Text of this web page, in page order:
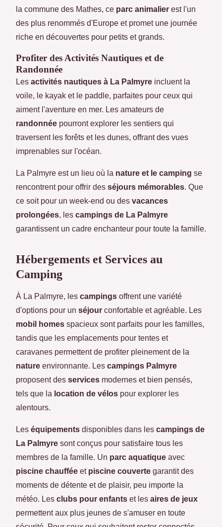
la commune des Mathes, ce parc animalier est l'un
des plus renommés d'Europe et promet une journée
riche en découvertes pour petits et grands.
Profiter des Activités Nautiques et de
Randonnée
Les activités nautiques à La Palmyre incluent la
voile, le kayak et le paddle, parfaites pour ceux qui
aiment l'aventure en mer. Les amateurs de
randonnée pourront explorer les sentiers qui
traversent les forêts et les dunes, offrant des vues
imprenables sur l'océan.
La Palmyre est un lieu où la nature et le camping se
rencontrent pour offrir des séjours mémorables. Que
ce soit pour un week-end ou des vacances
prolongées, les campings de La Palmyre
garantissent un cadre enchanteur pour toute la famille.
Hébergements et Services au
Camping
À La Palmyre, les campings offrent une variété
d'options pour un séjour confortable et agréable. Les
mobil homes spacieux sont parfaits pour les familles,
tandis que les emplacements pour tentes et
caravanes permettent de profiter pleinement de la
nature environnante. Les campings Palmyre
proposent des services modernes et bien pensés,
tels que la location de vélos pour explorer les
alentours.
Les équipements disponibles dans les campings de
La Palmyre sont conçus pour satisfaire tous les
membres de la famille. Un parc aquatique avec
piscine chauffée et piscine couverte garantit des
moments de détente et de plaisir, peu importe la
météo. Les clubs pour enfants et les aires de jeux
permettent aux plus jeunes de s'amuser en toute